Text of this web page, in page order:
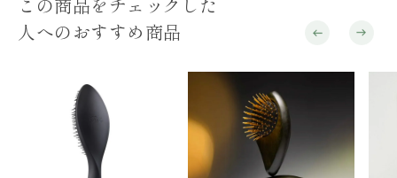
人へのおすすめ商品